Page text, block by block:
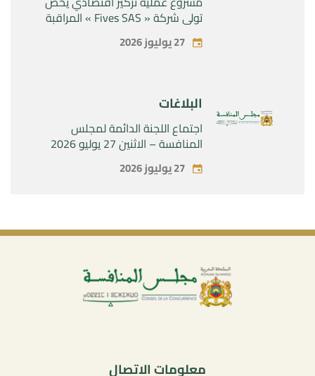
تولي شركة « Fives SAS » المراقبة
SAS »27 يوليوز 2026
البلاغات
اجتماع اللجنة الدائمة لمجلس
المنافسة – الاثنين 27 يوليو 2026
27 يوليوز 2026
معلومات الاتصال